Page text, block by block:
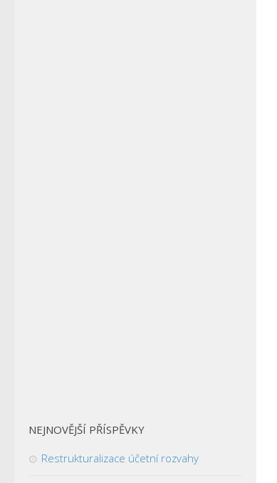
NEJNOVĚJŠÍ PŘÍSPĚVKY
Restrukturalizace účetní rozvahy